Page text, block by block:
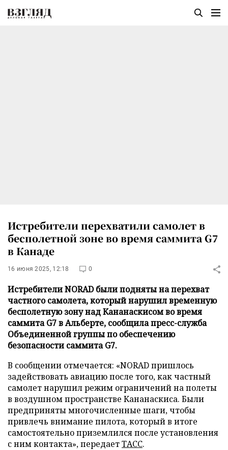
Истребители перехватили самолет в
бесполетной зоне во время саммита G7
в Канаде
16 июня 2025, 12:18 0
Истребители NORAD были подняты на перехват
частного самолета, который нарушил временную
бесполетную зону над Кананаскисом во время
саммита G7 в Альберте, сообщила пресс-служба
Объединенной группы по обеспечению
безопасности саммита G7.
В сообщении отмечается: «NORAD пришлось
задействовать авиацию после того, как частный
самолет нарушил режим ограничений на полеты
в воздушном пространстве Кананаскиса. Были
предприняты многочисленные шаги, чтобы
привлечь внимание пилота, который в итоге
самостоятельно приземлился после установления
с ним контакта», передаетТАСС.